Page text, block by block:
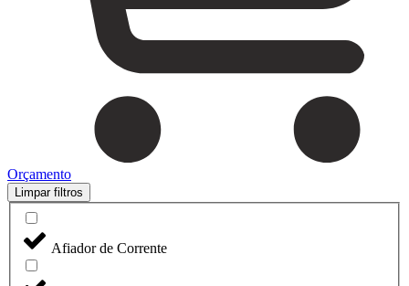
Orçamento
Limpar filtros
Afiador de Corrente